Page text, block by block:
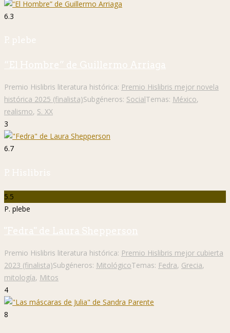
6.3
P. plebe
“El Hombre” de Guillermo Arriaga
Premio Hislibris literatura histórica: Premio Hislibris mejor novela
histórica 2025 (finalista)Subgéneros: SocialTemas: México,
realismo, S. XX
3
6.7
P. Hislibris
5.5
P. plebe
"Fedra" de Laura Shepperson
Premio Hislibris literatura histórica: Premio Hislibris mejor cubierta
2023 (finalista)Subgéneros: MitológicoTemas: Fedra, Grecia,
mitología, Mitos
4
8